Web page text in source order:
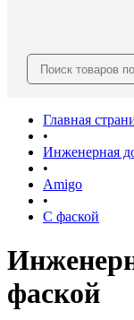
Главная
•
Инженерная
•
Amigo
•
С фаской
фаской